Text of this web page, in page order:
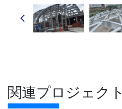
関連プロジェクト